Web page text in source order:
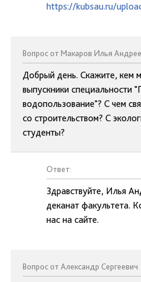
https://kubsau.ru/
Вопрос от Макаров Илья
Добрый день. Скажите, кем
выпускники специальности
водопользование"? С чем
со строительством? С
студенты?
Ответ:
Здравствуйте, Илья
деканат факультета.
нас на сайте.
Вопрос от Александр Сергеевич